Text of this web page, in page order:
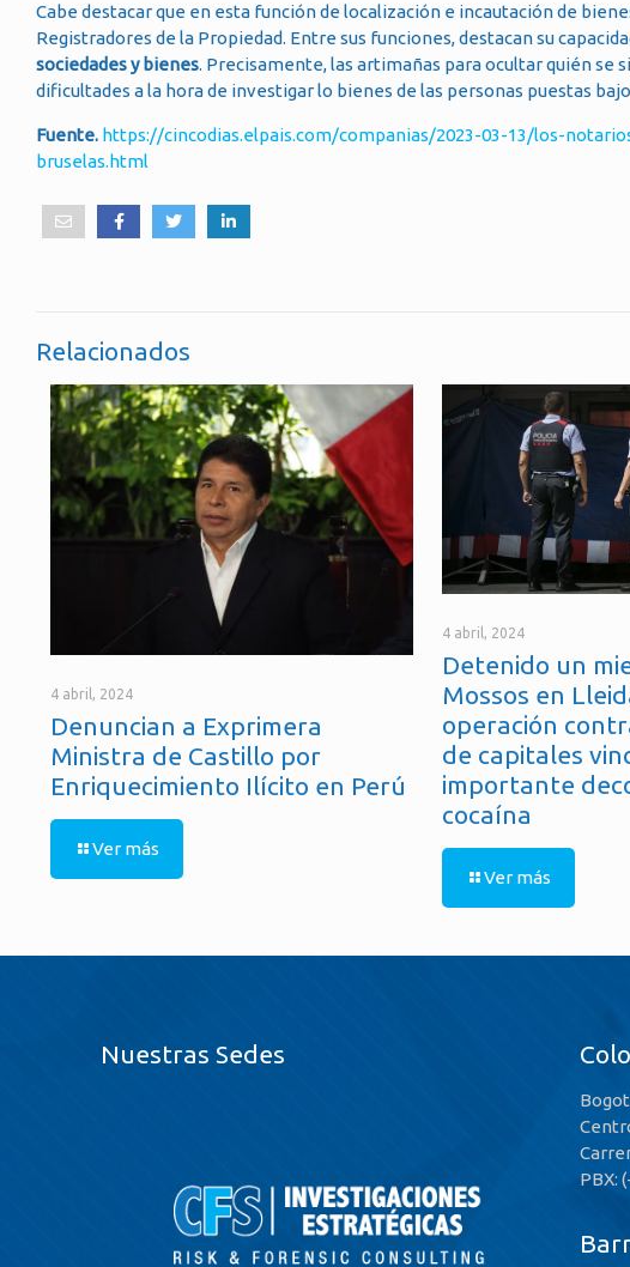
Cabe destacar que en esta función de localización e incautación de
Registradores de la Propiedad. Entre sus funciones, destacan su
sociedades y bienes. Precisamente, las artimañas para ocultar quién se
dificultades a la hora de investigar lo bienes de las personas puestas
Fuente. https://cincodias.elpais.com/companias/2023-03-13/los-
bruselas.html
Relacionados
4 abril, 2024
Denuncian a Exprimera
Ministra de Castillo por
Enriquecimiento Ilícito en Perú
Ver más
4 abril, 2024
Detenido un
Mossos en
operación
de capitales
importante
cocaína
Ver más
Nuestras Sedes
PBX: